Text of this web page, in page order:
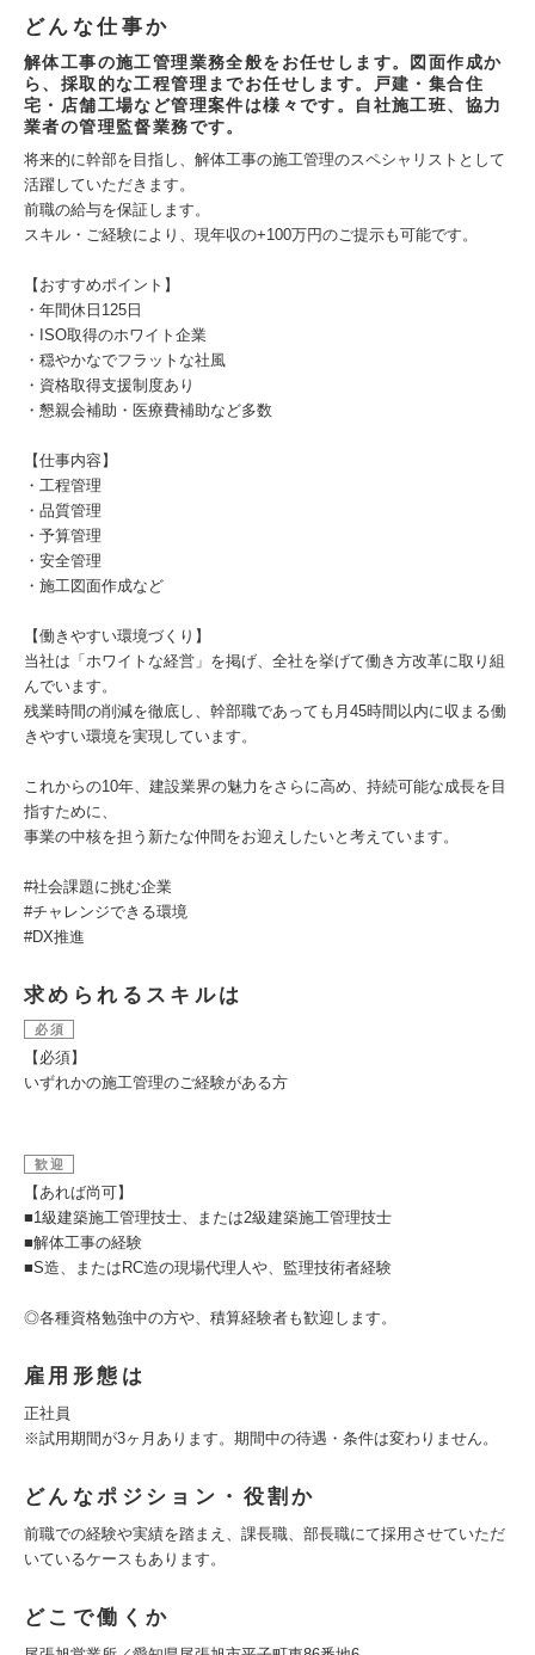
どんな仕事か
解体工事の施工管理業務全般をお任せします。図面作成か
ら、採取的な工程管理までお任せします。戸建・集合住
宅・店舗工場など管理案件は様々です。自社施工班、協力
業者の管理監督業務です。
将来的に幹部を目指し、解体工事の施工管理のスペシャリストとして
活躍していただきます。
前職の給与を保証します。
スキル・ご経験により、現年収の+100万円のご提示も可能です。
【おすすめポイント】
・年間休日125日
・ISO取得のホワイト企業
・穏やかなでフラットな社風
・資格取得支援制度あり
・懇親会補助・医療費補助など多数
【仕事内容】
・工程管理
・品質管理
・予算管理
・安全管理
・施工図面作成など
【働きやすい環境づくり】
当社は「ホワイトな経営」を掲げ、全社を挙げて働き方改革に取り組
んでいます。
残業時間の削減を徹底し、幹部職であっても月45時間以内に収まる働
きやすい環境を実現しています。
これからの10年、建設業界の魅力をさらに高め、持続可能な成長を目
指すために、
事業の中核を担う新たな仲間をお迎えしたいと考えています。
#社会課題に挑む企業
#チャレンジできる環境
#DX推進
求められるスキルは
必須
【必須】
いずれかの施工管理のご経験がある方
歓迎
【あれば尚可】
■1級建築施工管理技士、または2級建築施工管理技士
■解体工事の経験
■S造、またはRC造の現場代理人や、監理技術者経験
◎各種資格勉強中の方や、積算経験者も歓迎します。
雇用形態は
正社員
※試用期間が3ヶ月あります。期間中の待遇・条件は変わりません。
どんなポジション・役割か
前職での経験や実績を踏まえ、課長職、部長職にて採用させていただ
いているケースもあります。
どこで働くか